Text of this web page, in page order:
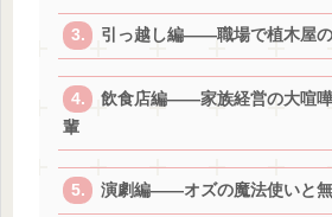
引っ越し編——職場で植木屋
飲食店編——家族経営の大喧
輩
演劇編——オズの魔法使いと